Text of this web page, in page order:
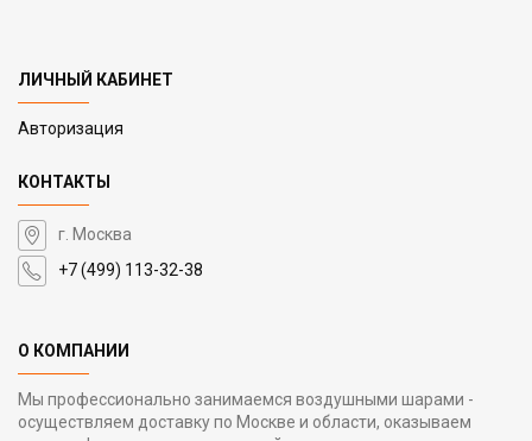
ЛИЧНЫЙ КАБИНЕТ
Авторизация
КОНТАКТЫ
г. Москва
+7 (499) 113-32-38
О КОМПАНИИ
Мы профессионально занимаемся воздушными шарами -
осуществляем доставку по Москве и области, оказываем